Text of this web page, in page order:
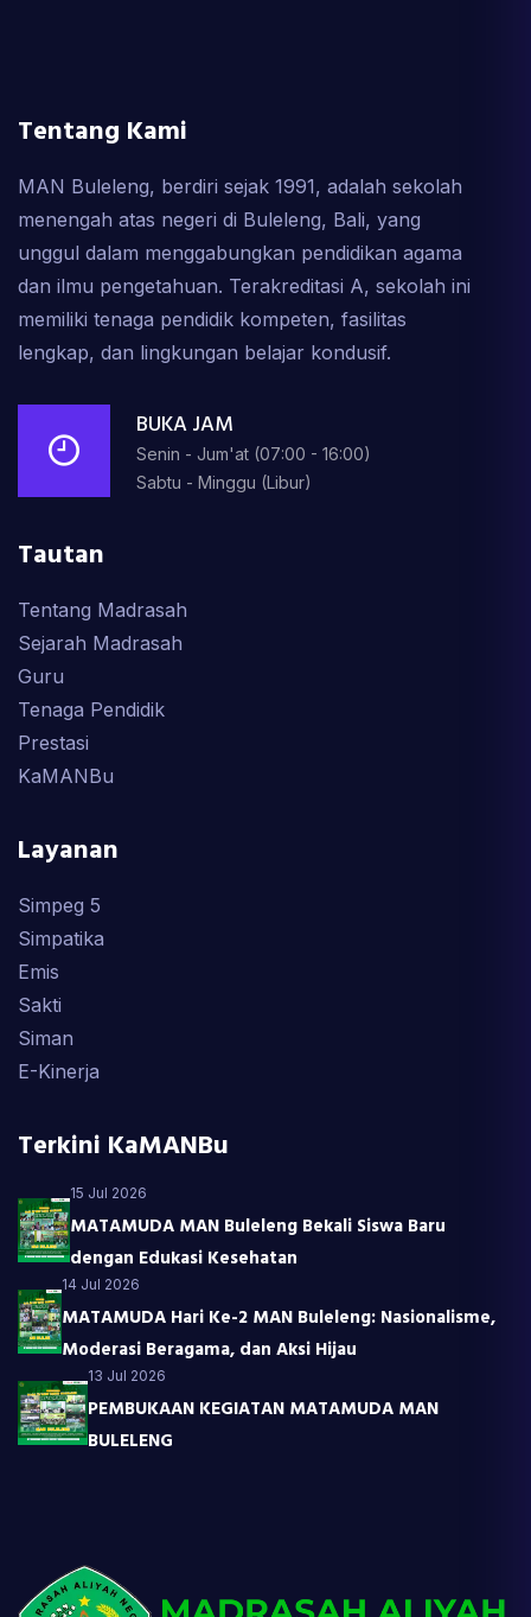
Tentang Kami
MAN Buleleng, berdiri sejak 1991, adalah sekolah
menengah atas negeri di Buleleng, Bali, yang
unggul dalam menggabungkan pendidikan agama
dan ilmu pengetahuan. Terakreditasi A, sekolah ini
memiliki tenaga pendidik kompeten, fasilitas
lengkap, dan lingkungan belajar kondusif.
BUKA JAM
Senin - Jum'at (07:00 - 16:00)
Sabtu - Minggu (Libur)
Tautan
Tentang Madrasah
Sejarah Madrasah
Guru
Tenaga Pendidik
Prestasi
KaMANBu
Layanan
Simpeg 5
Simpatika
Emis
Sakti
Siman
E-Kinerja
Terkini KaMANBu
15 Jul 2026
MATAMUDA MAN Buleleng Bekali Siswa Baru
dengan Edukasi Kesehatan
14 Jul 2026
MATAMUDA Hari Ke-2 MAN Buleleng: Nasionalisme,
Moderasi Beragama, dan Aksi Hijau
13 Jul 2026
PEMBUKAAN KEGIATAN MATAMUDA MAN
BULELENG